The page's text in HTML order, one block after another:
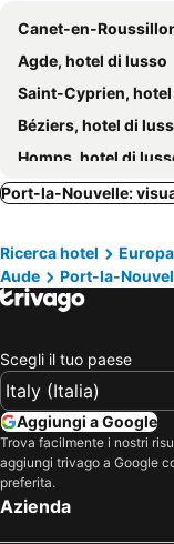
Canet-en-Roussillon,
Agde, hotel di lusso
Saint-Cyprien,
Béziers, hotel di
Homps, hotel di
Treilles, hotel di
Assignan, hotel di
Port-la-Nouvelle:
Ricerca hotel Europa
Aude
Port-la-
Scegli il tuo paese
Aggiungi a Google
Trova facilmente i nostri
aggiungi trivago a Google
preferita.
Azienda